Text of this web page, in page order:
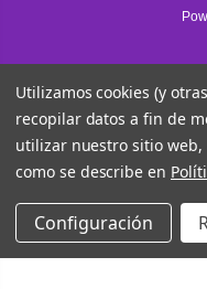
Utilizamos cookies (y
recopilar datos a fin de
utilizar nuestro sitio
como se describe en
Configuración